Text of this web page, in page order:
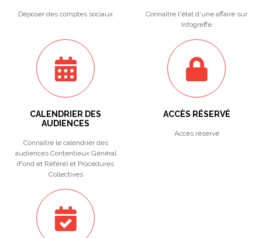
Déposer des comptes sociaux
Connaître l'état d'une affaire sur
Infogreffe
CALENDRIER DES
AUDIENCES
Connaître le calendrier des
audiences Contentieux Général
(Fond et Référé) et Procédures
Collectives
ACCÈS RÉSERVÉ
Accès réservé